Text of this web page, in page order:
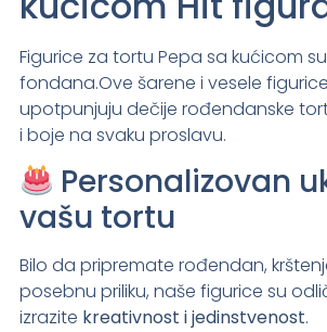
Figurice za tortu Pepa sa kućicom
fondana.Ove šarene i vesele
upotpunjuju dečije rođendanske
i boje na svaku proslavu.
Personalizovan
vašu tortu
Bilo da pripremate rođendan,
posebnu priliku, naše figurice su
izrazite kreativnost i jedinstvenost.